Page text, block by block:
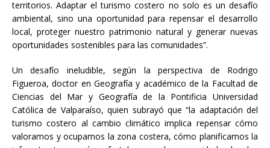
territorios. Adaptar el turismo costero no solo es un desafío
ambiental, sino una oportunidad para repensar el desarrollo
local, proteger nuestro patrimonio natural y generar nuevas
oportunidades sostenibles para las comunidades”.
Un desafío ineludible, según la perspectiva de Rodrigo
Figueroa, doctor en Geografía y académico de la Facultad de
Ciencias del Mar y Geografía de la Pontificia Universidad
Católica de Valparaíso, quien subrayó que “la adaptación del
turismo costero al cambio climático implica repensar cómo
valoramos y ocupamos la zona costera, cómo planificamos la